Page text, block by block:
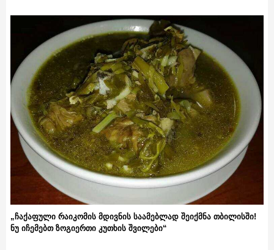
„ჩაქაფული რაიკომის მდივნის საამებლად შეიქმნა თბილისში!
ნუ იჩემებთ ზოგიერთი კუთხის შვილები“